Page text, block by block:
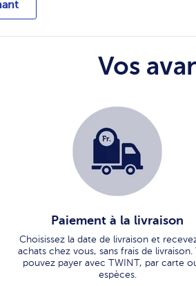
Vos
Paiement à la livraison
Choisissez la date de livraison et
achats chez vous, sans frais de livraison.
pouvez payer avec TWINT, par carte
espèces.